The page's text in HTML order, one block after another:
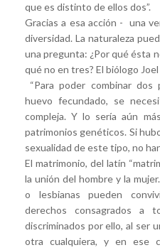
que es distinto de ellos dos”.
Gracias a esa acción - una
diversidad. La naturaleza
una pregunta: ¿Por qué ésta
qué no en tres? El biólogo
“Para poder combinar
huevo fecundado, se
compleja. Y lo sería aún
patrimonios genéticos. Si
sexualidad de este tipo, no
El matrimonio, del latín
la unión del hombre y la
o lesbianas pueden
derechos consagrados
discriminados por ello, al ser
otra cualquiera, y en ese